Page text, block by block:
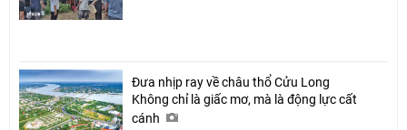
Đưa nhịp ray về châu thổ Cửu Long
Không chỉ là giấc mơ, mà là động lực cất
cánh